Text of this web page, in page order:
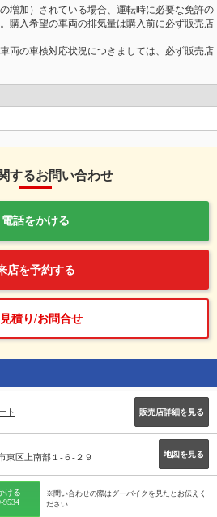
増加）されている場合、運転時に必要な免許の
購入希望の車両の排気量は購入前に必ず販売店
両の車検対応状況につきましては、必ず販売店
するお問い合わせ
電話をかける
店を予約する
積り/お問合せ
ト
販売店詳細を見る
地図を見る
東区上南部１‐６‐２９
ける
9534
※問い合わせの際はグーバイクを見たとお伝えく
ださい